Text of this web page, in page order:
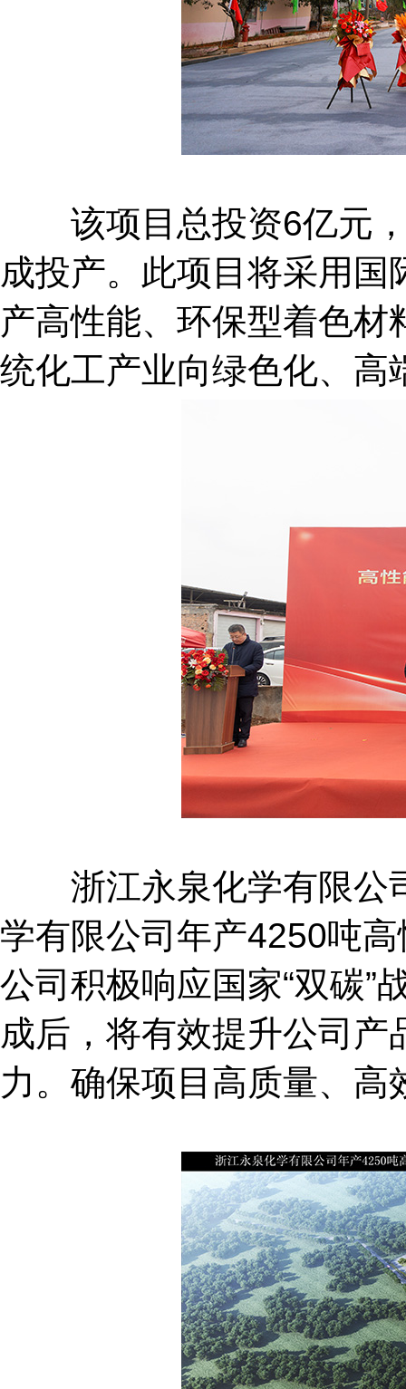
该项目总投资6亿元，
成投产。此项目将采用
产高性能、环保型着色
统化工产业向绿色化、高
浙江永泉化学有限公
学有限公司年产4250吨
公司积极响应国家“双碳”
成后，将有效提升公司
力。确保项目高质量、高